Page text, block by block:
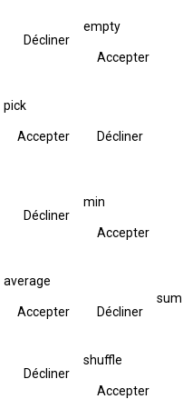
Décliner
empty
Accepter
pick
Accepter Décliner
Décliner
min
Accepter
average
Accepter Décliner
sum
Décliner
shuffle
Accepter